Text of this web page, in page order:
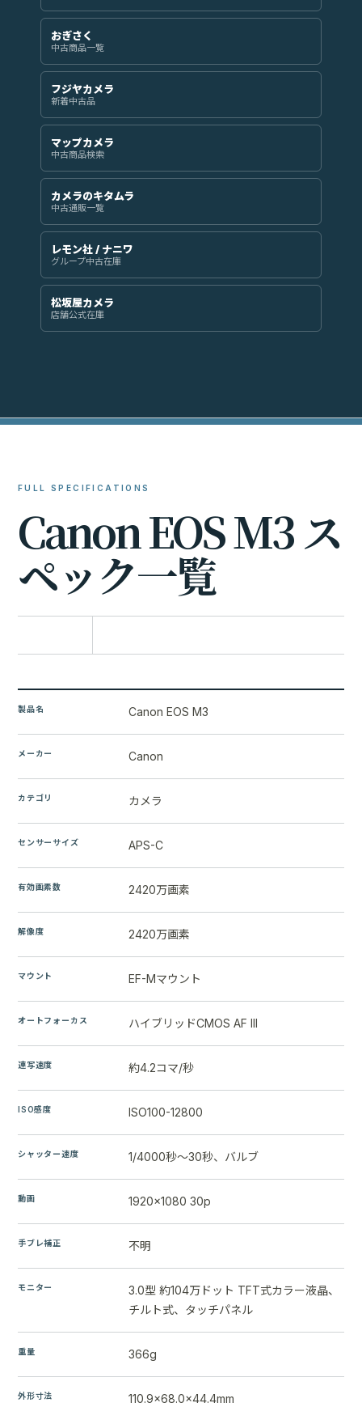
おぎさく
中古商品一覧
フジヤカメラ
新着中古品
マップカメラ
中古商品検索
カメラのキタムラ
中古通販一覧
レモン社 / ナニワ
グループ中古在庫
松坂屋カメラ
店舗公式在庫
FULL SPECIFICATIONS
CanonEOSM3ス
ペック一覧
製品名 Canon EOS M3
メーカー Canon
カテゴリ カメラ
センサーサイズ APS-C
有効画素数 2420万画素
解像度 2420万画素
マウント EF-Mマウント
オートフォーカス ハイブリッドCMOS AF III
連写速度 約4.2コマ/秒
ISO感度 ISO100-12800
シャッター速度 1/4000秒～30秒、バルブ
動画 1920x1080 30p
手ブレ補正 不明
モニター
3.0型 約104万ドット TFT式カラー液晶、
チルト式、タッチパネル
重量 366g
外形寸法 110.9×68.0×44.4mm